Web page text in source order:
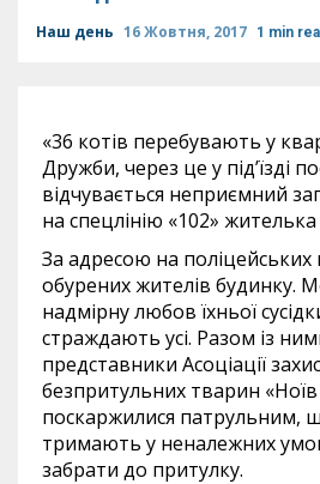
Наш день 16 Жовтня, 2017 1 min
«36 котів перебувають у
Дружби, через це у під’їзді
відчувається неприємний
на спецлінію «102»
За адресою на поліцейських
обурених жителів будинку.
надмірну любов їхньої
страждають усі. Разом із
представники Асоціації
безпритульних тварин
поскаржилися патрульним,
тримають у неналежних
забрати до притулку.